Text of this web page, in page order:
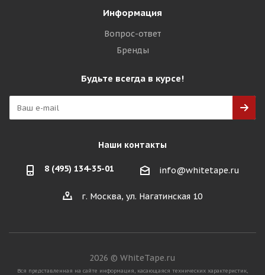
Информация
Вопрос-ответ
Бренды
Будьте всегда в курсе!
Наши контакты
8 (495) 134-35-01 info@whitetape.ru
г. Москва, ул. Нагатинская 10
2026 © WhiteTape.ru
Вся представленная на сайте информация, касающаяся технических характеристик,